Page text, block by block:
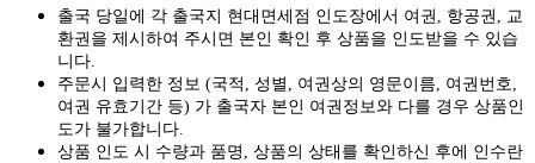
출국 당일에 각 출국지 현대면세점 인도장에서 여권, 항공권, 교
환권을 제시하여 주시면 본인 확인 후 상품을 인도받을 수 있습
니다.
주문시 입력한 정보 (국적, 성별, 여권상의 영문이름, 여권번호,
여권 유효기간 등) 가 출국자 본인 여권정보와 다를 경우 상품인
도가 불가합니다.
상품 인도 시 수량과 품명, 상품의 상태를 확인하신 후에 인수란